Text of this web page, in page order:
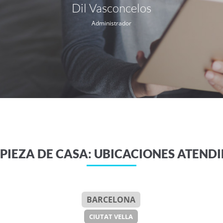
Dil Vasconcelos
Administrador
DE CASA: UBICACIONES
BARCELONA
CIUTAT VELLA